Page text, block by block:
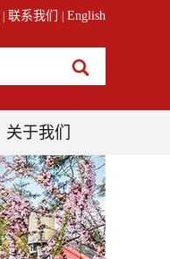
联系我们 English
关于我们